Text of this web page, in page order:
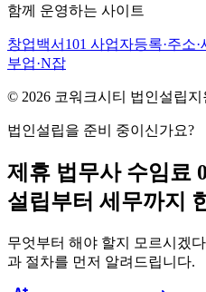
함께 운영하는 사이트
창업백서101 사업자등록·주소·
부업·N잡
© 2026 코워크시티 법인설립지
법인설립을 준비 중이신가요?
제휴 법무사 수임료
설립부터 세무까지
무엇부터 해야 할지 모르시겠
과 절차를 먼저 알려드립니다.